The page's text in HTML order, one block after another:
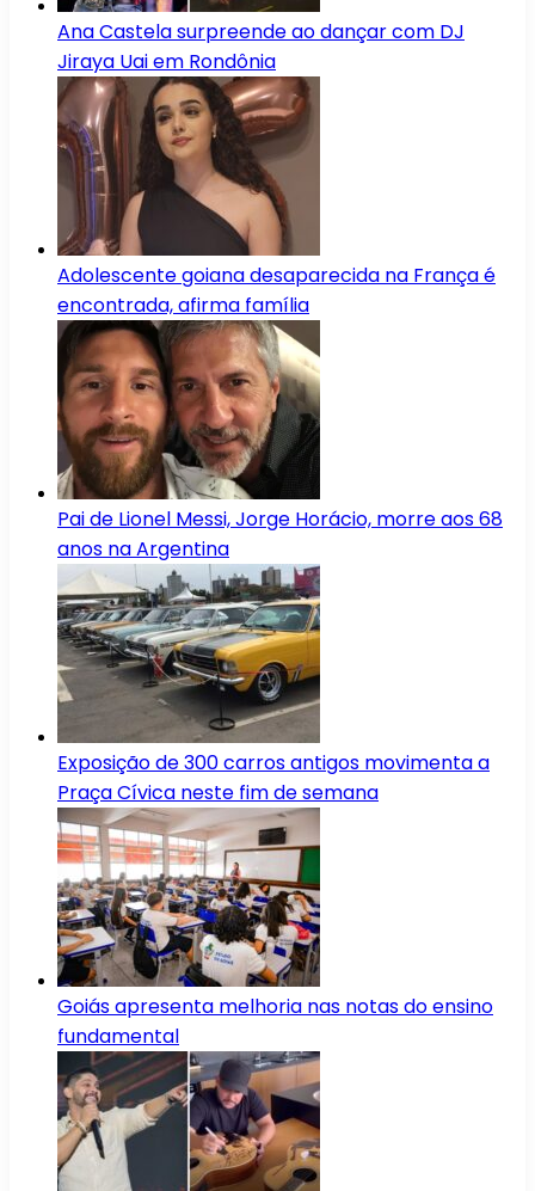
Ana Castela surpreende ao dançar com DJ
Jiraya Uai em Rondônia
Adolescente goiana desaparecida na França é
encontrada, afirma família
Pai de Lionel Messi, Jorge Horácio, morre aos 68
anos na Argentina
Exposição de 300 carros antigos movimenta a
Praça Cívica neste fim de semana
Goiás apresenta melhoria nas notas do ensino
fundamental